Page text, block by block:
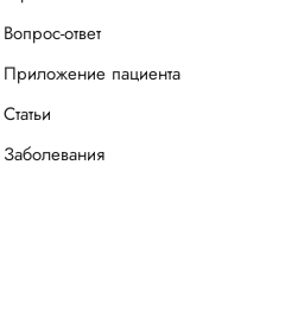
Вопрос-ответ
Приложение пациента
Статьи
Заболевания